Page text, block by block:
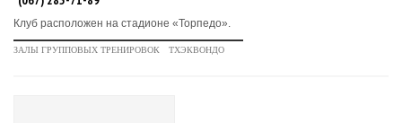
Клуб расположен на стадионе «Торпедо».
ЗАЛЫ ГРУППОВЫХ ТРЕНИРОВОК ТХЭКВОНДО